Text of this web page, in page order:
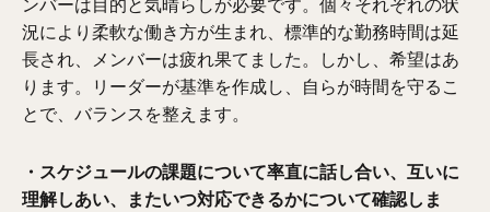
況により柔軟な働き方が生まれ、標準的な勤務時間は延
長され、メンバーは疲れ果てました。しかし、希望はあ
ります。リーダーが基準を作成し、自らが時間を守るこ
とで、バランスを整えます。
・スケジュールの課題について率直に話し合い、互いに
理解しあい、またいつ対応できるかについて確認しま